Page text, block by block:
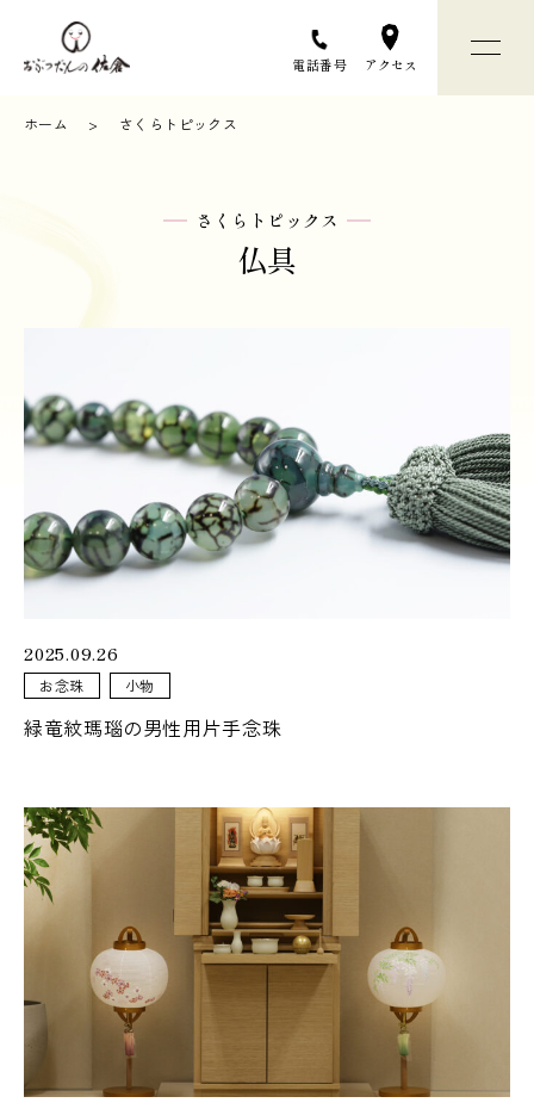
電話番号 アクセス
お仏壇 / お仏具
店舗と会社のご案内
おぶつだんの佐倉が運営するオンラインストア「佐倉幸保商
暮らしに寄り添う
仏壇・仏具
カリモクや飛騨家具とのコラボレーション仏壇
暮らしになじむ、
シンプルなお仏壇
ホーム さくらトピックス
さくらトピックス
仏具
2025.09.26
お念珠 小物
緑竜紋瑪瑙の男性用片手念珠